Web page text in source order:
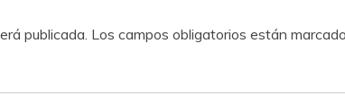
publicada. Los campos obligatorios están